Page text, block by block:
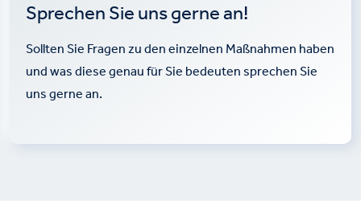
Sprechen Sie uns gerne an!
Sollten Sie Fragen zu den einzelnen Maßnahmen haben
und was diese genau für Sie bedeuten sprechen Sie
uns gerne an.